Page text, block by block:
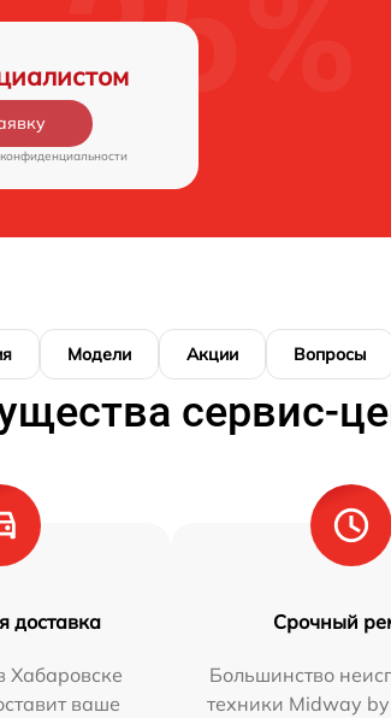
Модели Акции Вопросы
сервис-
доставка
Хабаровске
ваше
Срочный
Большинство
техники Midway